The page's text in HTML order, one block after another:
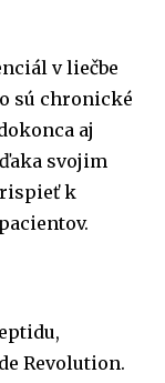
v liečbe
sú chronické
aj
svojim
k
Revolution.